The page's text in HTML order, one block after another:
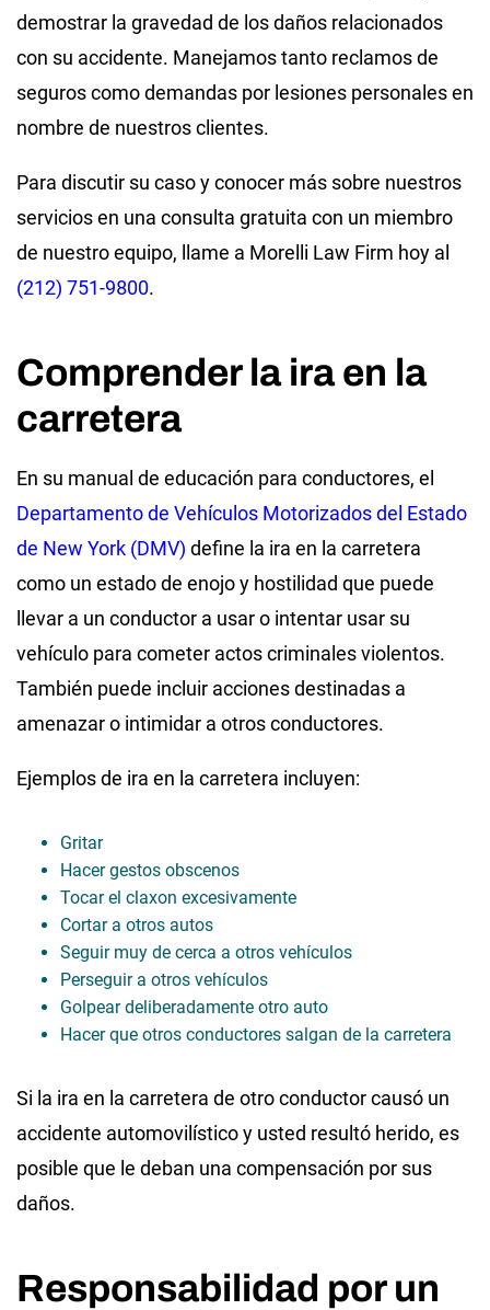
demostrar la gravedad de los daños relacionados
con su accidente. Manejamos tanto reclamos de
seguros como demandas por lesiones personales en
nombre de nuestros clientes.
Para discutir su caso y conocer más sobre nuestros
servicios en una consulta gratuita con un miembro
de nuestro equipo, llame a Morelli Law Firm hoy al
(212) 751-9800.
Comprender la ira en la
carretera
En su manual de educación para conductores, el
Departamento de Vehículos Motorizados del Estado
de New York (DMV) define la ira en la carretera
como un estado de enojo y hostilidad que puede
llevar a un conductor a usar o intentar usar su
vehículo para cometer actos criminales violentos.
También puede incluir acciones destinadas a
amenazar o intimidar a otros conductores.
Ejemplos de ira en la carretera incluyen:
Gritar
Hacer gestos obscenos
Tocar el claxon excesivamente
Cortar a otros autos
Seguir muy de cerca a otros vehículos
Perseguir a otros vehículos
Golpear deliberadamente otro auto
Hacer que otros conductores salgan de la carretera
Si la ira en la carretera de otro conductor causó un
accidente automovilístico y usted resultó herido, es
posible que le deban una compensación por sus
daños.
Responsabilidad por un